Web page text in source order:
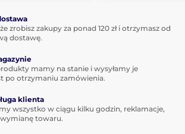
powierzchnia szkła do Samsung
pokryta klejem adhezyjnym, co
. Nie ma więc ryzyka odklejania się
odstawania.
zrobisz zakupy za ponad 120 zł i otrzymasz od
dostawę.
mamy na stanie i wysyłamy je
po otrzymaniu zamówienia.
klienta
wszystko w ciągu kilku godzin, reklamacje,
towaru.